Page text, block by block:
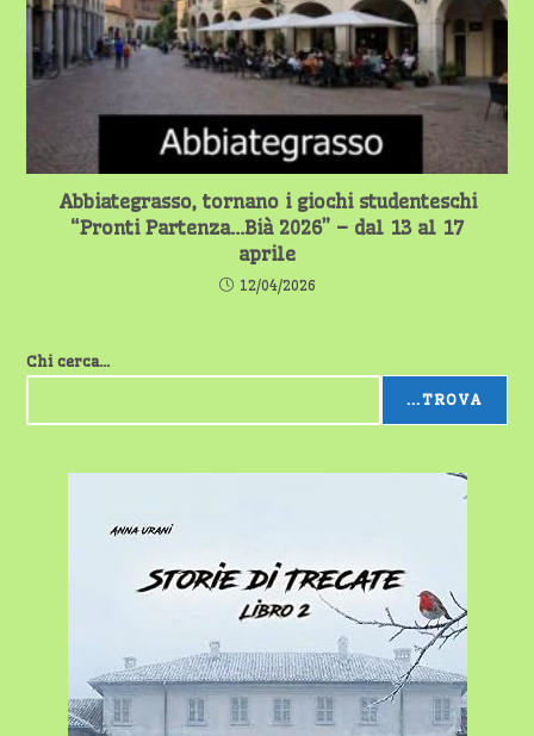
Abbiategrasso, tornano i giochi studenteschi
“Pronti Partenza…Bià 2026” – dal 13 al 17
aprile
12/04/2026
Chi cerca...
...TROVA